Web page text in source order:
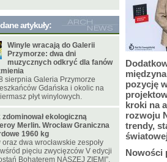
pozycję
kroki na
rozwoju
trendy,
Nowości
artykuły:
Winyle wracają do Galerii
Przymorze: dwa dni
muzycznych odkryć dla fanów
sierpnia Galeria Przymorze
Gdańska i okolic na
płyt winylowych.
zdominował ekologiczną
Merlin. Wrocław Graniczna
1960 kg
dwa wrocławskie zespoły
pięciu zwycięzców V edycji
Bohaterem NASZEJ ZIEMI”.